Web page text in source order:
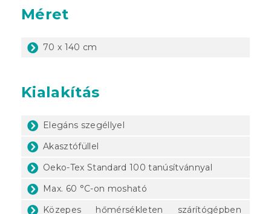
Méret
70 x 140 cm
Kialakítás
Elegáns szegéllyel
Akasztófüllel
Oeko-Tex Standard 100 tanúsítvánnyal
Max. 60 °C-on mosható
Közepes hőmérsékleten szárítógépben